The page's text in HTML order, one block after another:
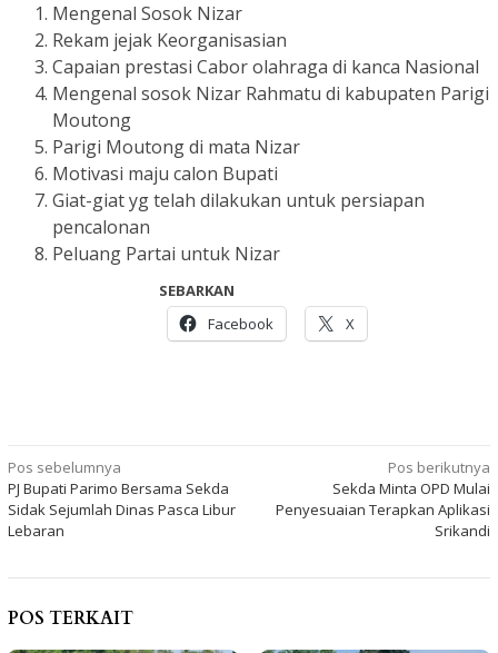
Mengenal Sosok Nizar
Rekam jejak Keorganisasian
Capaian prestasi Cabor olahraga di kanca Nasional
Mengenal sosok Nizar Rahmatu di kabupaten Parigi
Moutong
Parigi Moutong di mata Nizar
Motivasi maju calon Bupati
Giat-giat yg telah dilakukan untuk persiapan
pencalonan
Peluang Partai untuk Nizar
SEBARKAN
Facebook
X
Navigasi
pos
Pos sebelumnya
PJ Bupati Parimo Bersama Sekda
Sidak Sejumlah Dinas Pasca Libur
Lebaran
Pos berikutnya
Sekda Minta OPD Mulai
Penyesuaian Terapkan Aplikasi
Srikandi
POS TERKAIT